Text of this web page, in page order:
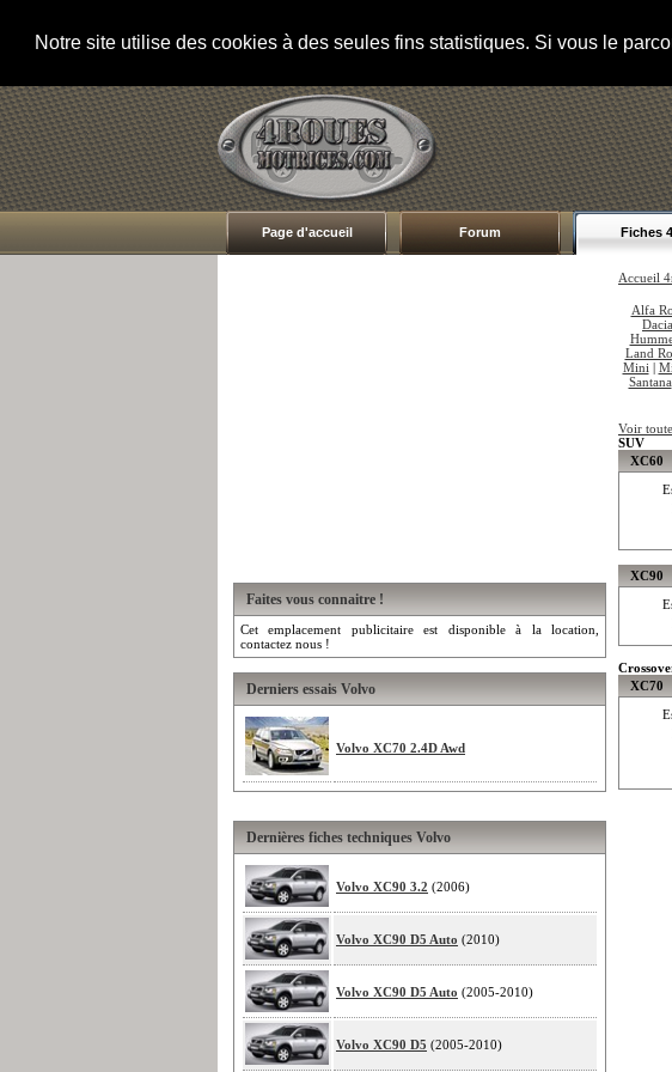
Notre site utilise des cookies à des seules fins statistiques. Si vous le
Page d'accueil Forum Fiches
Faites vous connaitre !
Cet emplacement publicitaire est disponible à la location,
contactez nous !
Derniers essais Volvo
Volvo XC70 2.4D Awd
Dernières fiches techniques Volvo
Volvo XC90 3.2 (2006)
Volvo XC90 D5 Auto (2010)
Volvo XC90 D5 Auto (2005-2010)
Volvo XC90 D5 (2005-2010)
Accueil
Alfa
Dacia
Land
Mini |
Santana
Voir
SUV
XC60
XC90
XC70